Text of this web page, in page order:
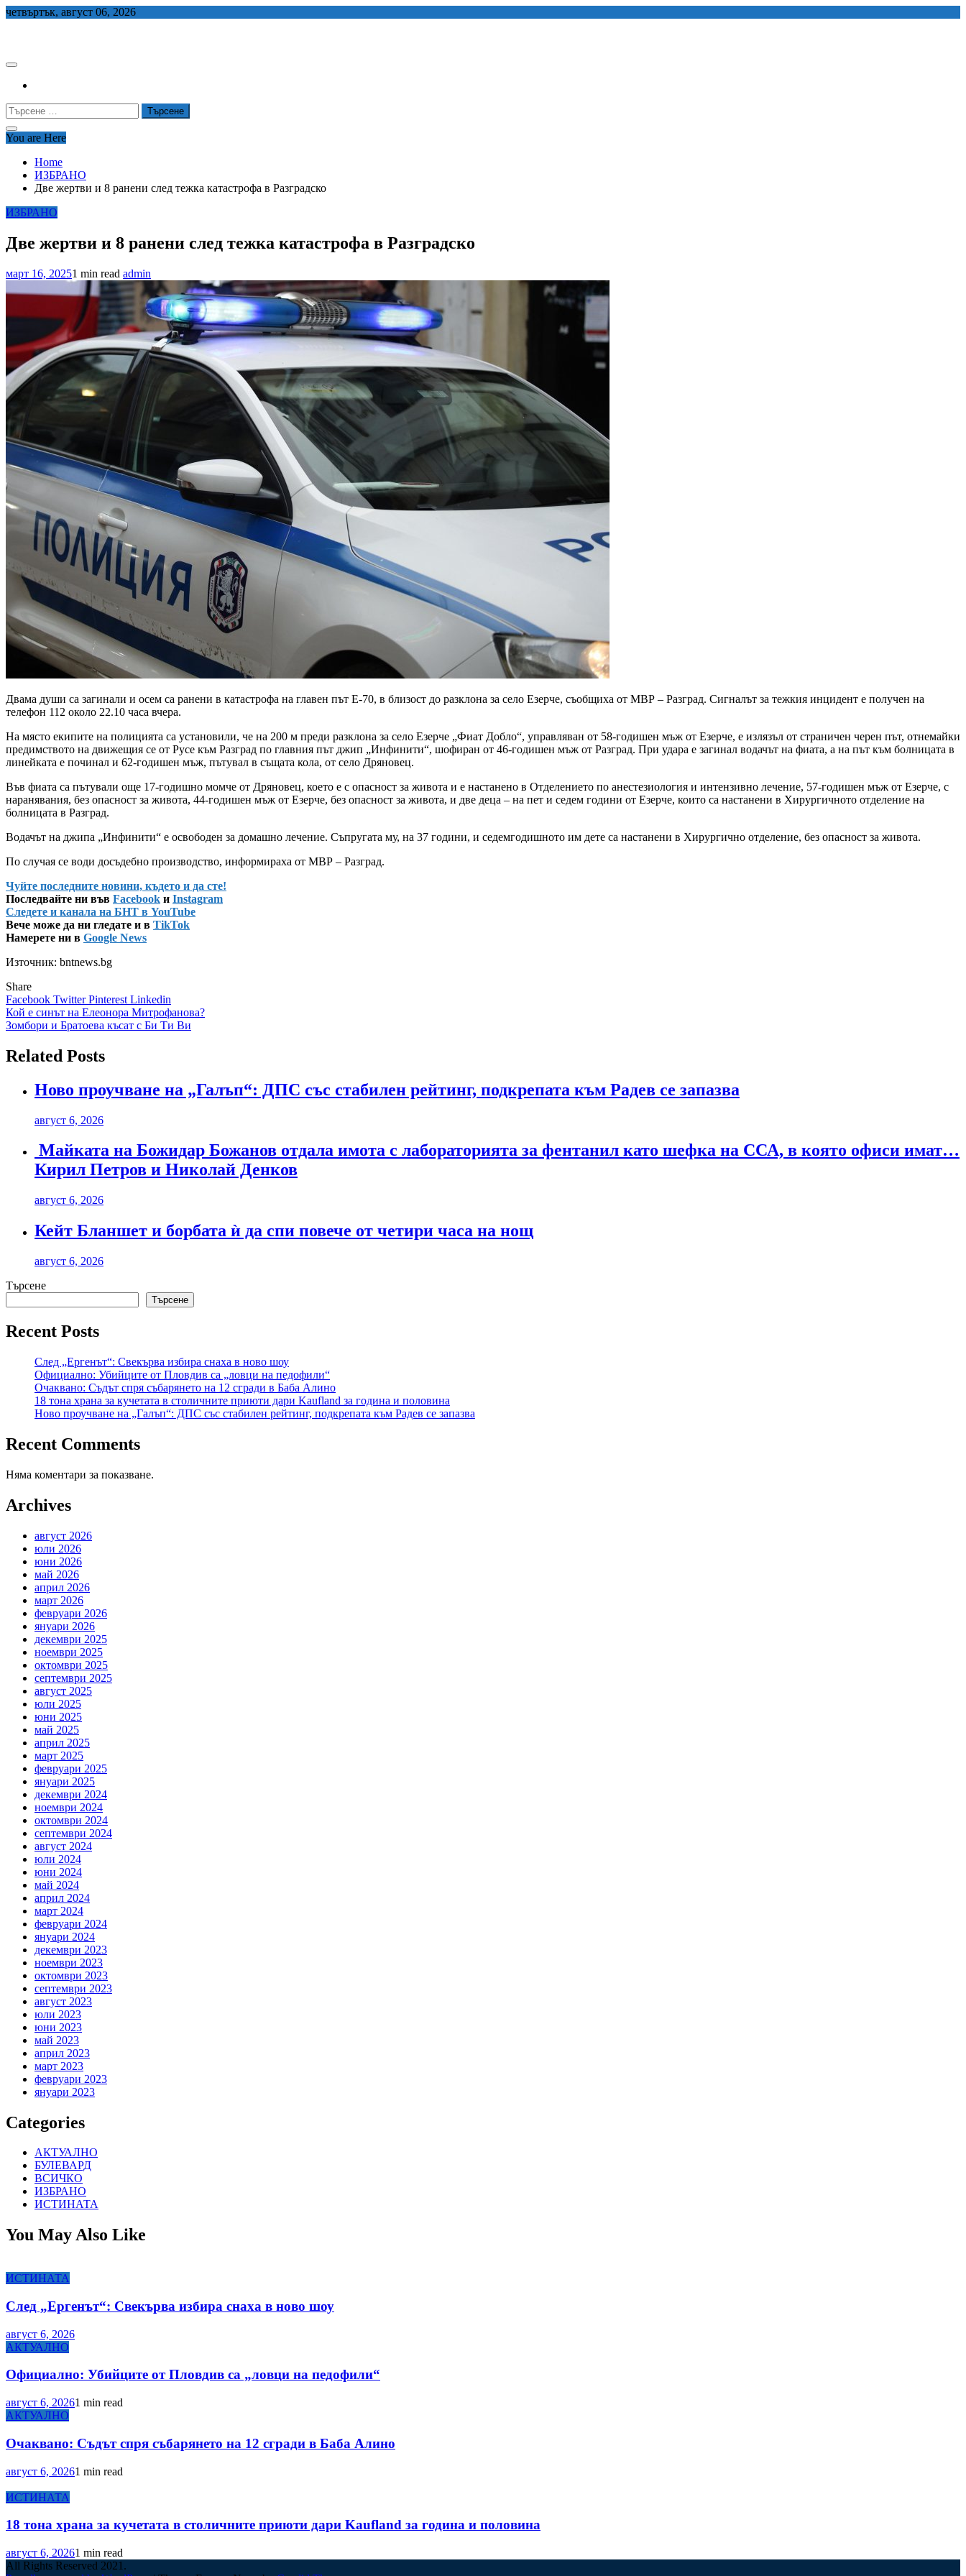
Skip
четвъртък, август 06, 2026
Търсене
за:
You are Here
Home
ИЗБРАНО
Две жертви и 8 ранени след тежка катастрофа в Разградско
ИЗБРАНО
Две жертви и 8 ранени след тежка катастрофа в Разградско
март 16, 20251 min read admin
Двама души са загинали и осем са ранени в катастрофа на главен път Е-70, в близост до разклона за село Езерче, съобщиха от МВР – Разград. Сигналът за тежкия инцидент е получен на
телефон 112 около 22.10 часа вчера.
На място екипите на полицията са установили, че на 200 м преди разклона за село Езерче „Фиат Добло“, управляван от 58-годишен мъж от Езерче, е излязъл от страничен черен път, отнемайки
предимството на движещия се от Русе към Разград по главния път джип „Инфинити“, шофиран от 46-годишен мъж от Разград. При удара е загинал водачът на фиата, а на път към болницата в
линейката е починал и 62-годишен мъж, пътувал в същата кола, от село Дряновец.
Във фиата са пътували още 17-годишно момче от Дряновец, което е с опасност за живота и е настанено в Отделението по анестезиология и интензивно лечение, 57-годишен мъж от Езерче, с
наранявания, без опасност за живота, 44-годишен мъж от Езерче, без опасност за живота, и две деца – на пет и седем години от Езерче, които са настанени в Хирургичното отделение на
болницата в Разград.
Водачът на джипа „Инфинити“ е освободен за домашно лечение. Съпругата му, на 37 години, и седемгодишното им дете са настанени в Хирургично отделение, без опасност за живота.
По случая се води досъдебно производство, информираха от МВР – Разград.
Чуйте последните новини, където и да сте!
Последвайте ни във Facebook и Instagram
Следете и канала на БНТ в YouTube
Вече може да ни гледате и в TikTok
Намерете ни в Google News
Източник: bntnews.bg
Share
Facebook TwitterPinterest Linkedin
Навигация
Кой е синът на Елеонора Митрофанова?
Зомбори и Братоева късат с Би Ти Ви
Related Posts
Ново проучване на „Галъп“: ДПС със стабилен рейтинг, подкрепата към Радев се запазва
август 6, 2026
Майката на Божидар Божанов отдала имота с лабораторията за фентанил като шефка на ССА, в която офиси имат…
Кирил Петров и Николай Денков
август 6, 2026
Кейт Бланшет и борбата ѝ да спи повече от четири часа на нощ
август 6, 2026
Търсене
Търсене
Recent Posts
След „Ергенът“: Свекърва избира снаха в ново шоу
Официално: Убийците от Пловдив са „ловци на педофили“
Очаквано: Съдът спря събарянето на 12 сгради в Баба Алино
18 тона храна за кучетата в столичните приюти дари Kaufland за година и половина
Ново проучване на „Галъп“: ДПС със стабилен рейтинг, подкрепата към Радев се запазва
Recent Comments
Няма коментари за показване.
Archives
август 2026
юли 2026
юни 2026
май 2026
април 2026
март 2026
февруари 2026
януари 2026
декември 2025
ноември 2025
октомври 2025
септември 2025
август 2025
юли 2025
юни 2025
май 2025
април 2025
март 2025
февруари 2025
януари 2025
декември 2024
ноември 2024
октомври 2024
септември 2024
август 2024
юли 2024
юни 2024
май 2024
април 2024
март 2024
февруари 2024
януари 2024
декември 2023
ноември 2023
октомври 2023
септември 2023
август 2023
юли 2023
юни 2023
май 2023
април 2023
март 2023
февруари 2023
януари 2023
Categories
АКТУАЛНО
БУЛЕВАРД
ВСИЧКО
ИЗБРАНО
ИСТИНАТА
You May Also Like
ИСТИНАТА
След „Ергенът“: Свекърва избира снаха в ново шоу
август 6, 2026
АКТУАЛНО
Официално: Убийците от Пловдив са „ловци на педофили“
август 6, 20261 min read
АКТУАЛНО
Очаквано: Съдът спря събарянето на 12 сгради в Баба Алино
август 6, 20261 min read
ИСТИНАТА
18 тона храна за кучетата в столичните приюти дари Kaufland за година и половина
август 6, 20261 min read
All Rights Reserved 2021.